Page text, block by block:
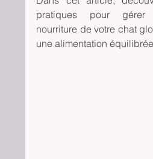
pratiques pour gérer
nourriture de votre chat
une alimentation